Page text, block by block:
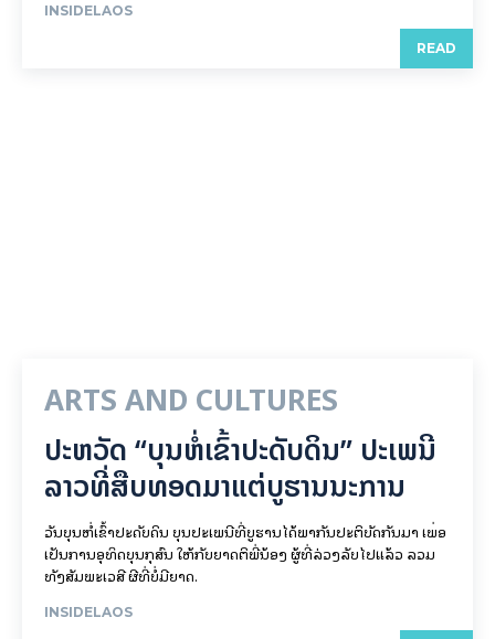
INSIDELAOS
READ
ARTS AND CULTURES
ປະຫວັດ “ບຸນຫໍ່ເຂົ້າປະດັບດິນ” ປະເພນີ
ລາວທີ່ສືບທອດມາແຕ່ບູຮານນະການ
ວັນບຸນຫໍ່ເຂົ້າປະດັບດິນ ບຸນປະເພນີທີ່ບູຮານໄດ້ພາກັນປະຕິບັດກັນມາ ເພື່ອ
ເປັນການອຸທິດບຸນກຸສົນ ໃຫ້ກັບຍາດຕິພີ່ນ້ອງ ຜູ້ທີ່ລ່ວງລັບໄປແລ້ວ ລວມ
ທັງສັມພະເວສີ ຜີທີ່ບໍ່ມີຍາດ.
INSIDELAOS